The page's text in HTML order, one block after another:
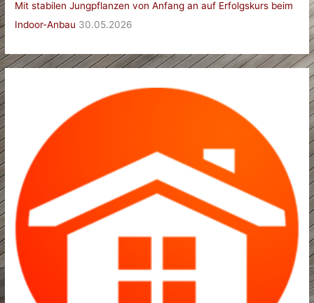
Mit stabilen Jungpflanzen von Anfang an auf Erfolgskurs beim
Indoor-Anbau 30.05.2026